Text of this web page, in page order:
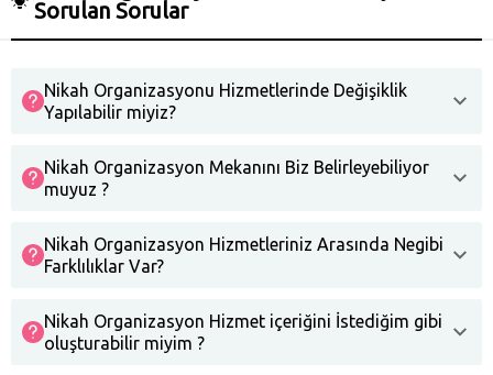
Sorulan Sorular
Nikah Organizasyonu Hizmetlerinde Değişiklik
Yapılabilir miyiz?
Nikah Organizasyon Mekanını Biz Belirleyebiliyor
muyuz ?
Nikah Organizasyon Hizmetleriniz Arasında Negibi
Farklılıklar Var?
Nikah Organizasyon Hizmet içeriğini İstediğim gibi
oluşturabilir miyim ?